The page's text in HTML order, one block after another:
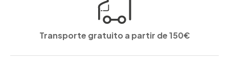
Transporte gratuito a partir de 150€